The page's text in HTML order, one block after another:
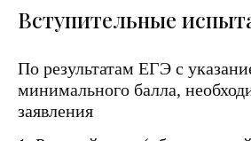
Вступительные
По результатам ЕГЭ с
минимального балла,
заявления